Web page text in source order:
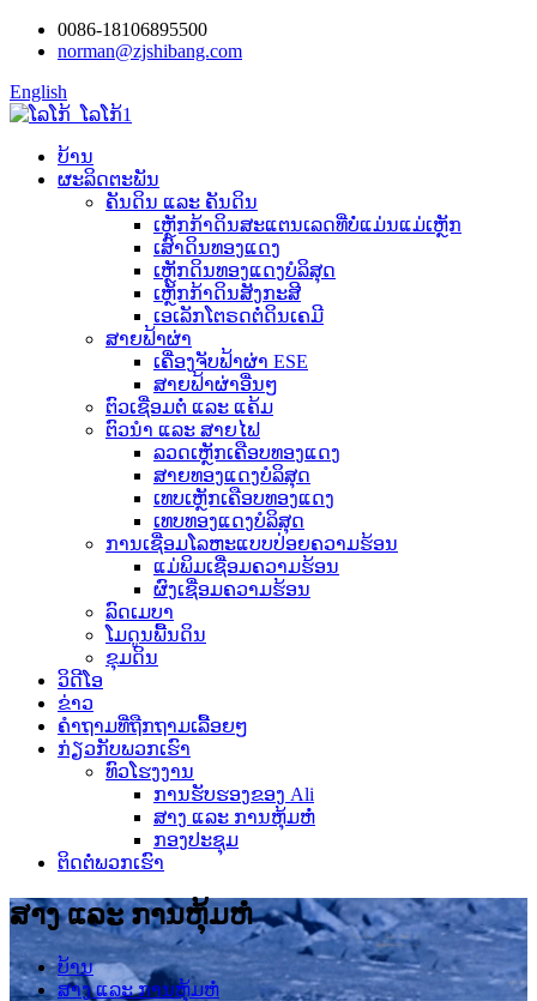
0086-18106895500
norman@zjshibang.com
English
ບ້ານ
ຜະລິດຕະພັນ
ຄັນດິນ ແລະ ຄັນດິນ
ເຫຼັກກ້າດິນສະແຕນເລດທີ່ບໍ່ແມ່ນແມ່ເຫຼັກ
ເສົາດິນທອງແດງ
ເຫຼັກດິນທອງແດງບໍລິສຸດ
ເຫຼັກກ້າດິນສັງກະສີ
ເອເລັກໂຕຣດຕໍ່ດິນເຄມີ
ສາຍຟ້າຜ່າ
ເຄື່ອງຈັບຟ້າຜ່າ ESE
ສາຍຟ້າຜ່າອື່ນໆ
ຕົວເຊື່ອມຕໍ່ ແລະ ແຄ້ມ
ຕົວນຳ ແລະ ສາຍໄຟ
ລວດເຫຼັກເຄືອບທອງແດງ
ສາຍທອງແດງບໍລິສຸດ
ເທບເຫຼັກເຄືອບທອງແດງ
ເທບທອງແດງບໍລິສຸດ
ການເຊື່ອມໂລຫະແບບປ່ອຍຄວາມຮ້ອນ
ແມ່ພິມເຊື່ອມຄວາມຮ້ອນ
ຜົງເຊື່ອມຄວາມຮ້ອນ
ລົດເມບາ
ໂມດູນພື້ນດິນ
ຂຸມດິນ
ວິດີໂອ
ຂ່າວ
ຄຳຖາມທີ່ຖືກຖາມເລື້ອຍໆ
ກ່ຽວກັບພວກເຮົາ
ທົວໂຮງງານ
ການຮັບຮອງຂອງ Ali
ສາງ ແລະ ການຫຸ້ມຫໍ່
ກອງປະຊຸມ
ຕິດຕໍ່ພວກເຮົາ
ສາງ ແລະ ການຫຸ້ມຫໍ່
ບ້ານ
ສາງ ແລະ ການຫຸ້ມຫໍ່